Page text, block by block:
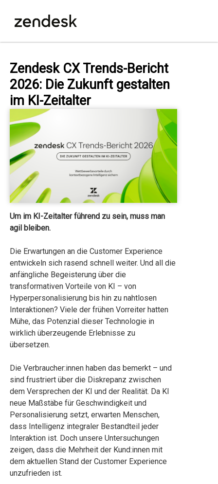
Zendesk CX Trends-Bericht
2026: Die Zukunft gestalten
im KI-Zeitalter
Um im KI-Zeitalter führend zu sein, muss man
agil bleiben.
Die Erwartungen an die Customer Experience
entwickeln sich rasend schnell weiter. Und all die
anfängliche Begeisterung über die
transformativen Vorteile von KI – von
Hyperpersonalisierung bis hin zu nahtlosen
Interaktionen? Viele der frühen Vorreiter hatten
Mühe, das Potenzial dieser Technologie in
wirklich überzeugende Erlebnisse zu
übersetzen.
Die Verbraucher:innen haben das bemerkt – und
sind frustriert über die Diskrepanz zwischen
dem Versprechen der KI und der Realität. Da KI
neue Maßstäbe für Geschwindigkeit und
Personalisierung setzt, erwarten Menschen,
dass Intelligenz integraler Bestandteil jeder
Interaktion ist. Doch unsere Untersuchungen
zeigen, dass die Mehrheit der Kund:innen mit
dem aktuellen Stand der Customer Experience
unzufrieden ist.